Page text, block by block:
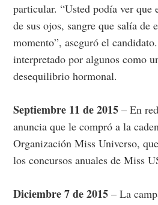
particular. “Usted podía ver que
de sus ojos, sangre que salía de
momento”, aseguró el
interpretado por algunos como
desequilibrio hormonal.
Septiembre 11 de 2015 – En
anuncia que le compró a la
Organización Miss Universo,
los concursos anuales de Miss
Diciembre 7 de 2015 – La